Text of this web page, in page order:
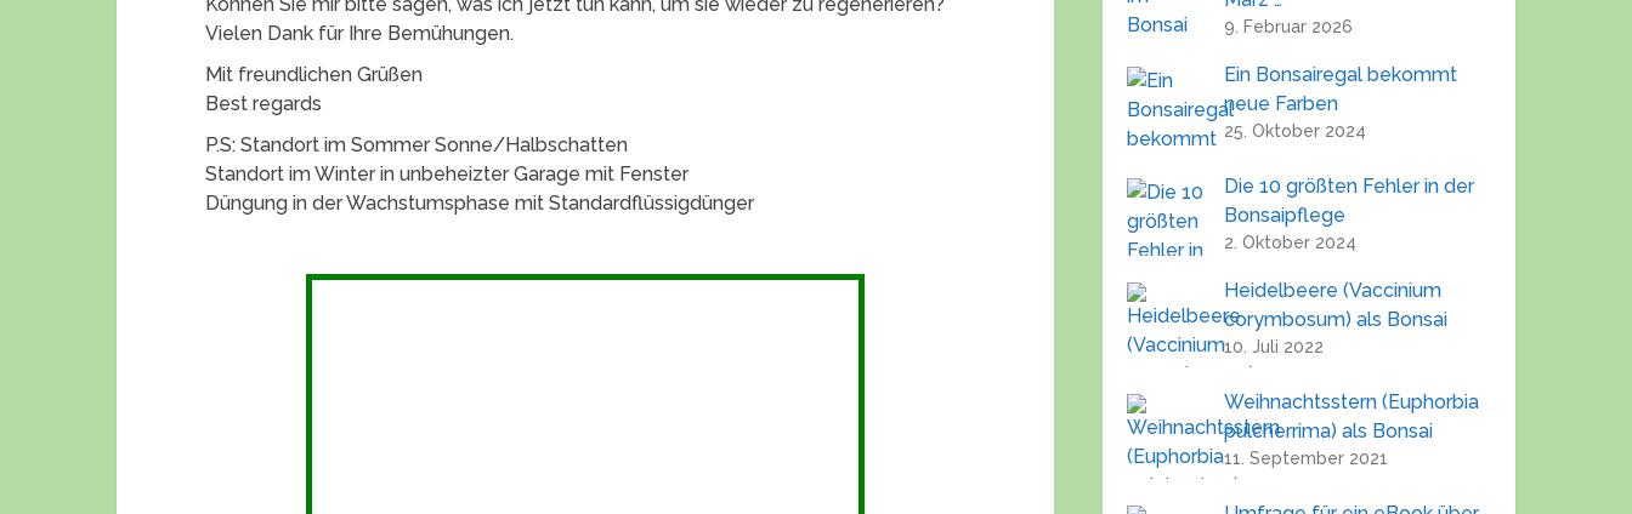
Vielen Dank für Ihre Bemühungen.
Mit freundlichen Grüßen
Best regards
P.S: Standort im Sommer Sonne/Halbschatten
Standort im Winter in unbeheizter Garage mit Fenster
Düngung in der Wachstumsphase mit Standardflüssigdünger
9. Februar 2026
Ein Bonsairegal bekommt
neue Farben
25. Oktober 2024
Die 10 größten Fehler in der
Bonsaipflege
2. Oktober 2024
Heidelbeere (Vaccinium
corymbosum) als Bonsai
10. Juli 2022
Weihnachtsstern (Euphorbia
pulcherrima) als Bonsai
11. September 2021